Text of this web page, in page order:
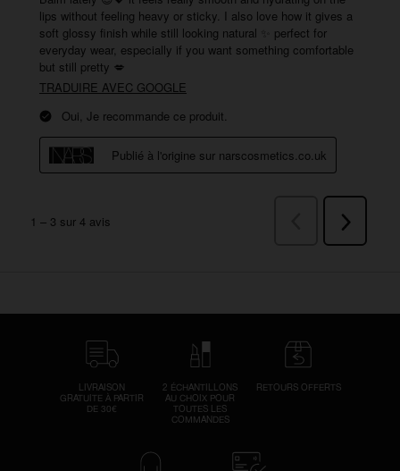
LIVRAISON
GRATUITE À PARTIR
DE 30€
2 ÉCHANTILLONS
AU CHOIX POUR
TOUTES LES
COMMANDES
RETOURS OFFERTS